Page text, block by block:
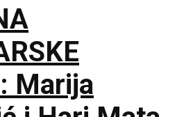
Marija